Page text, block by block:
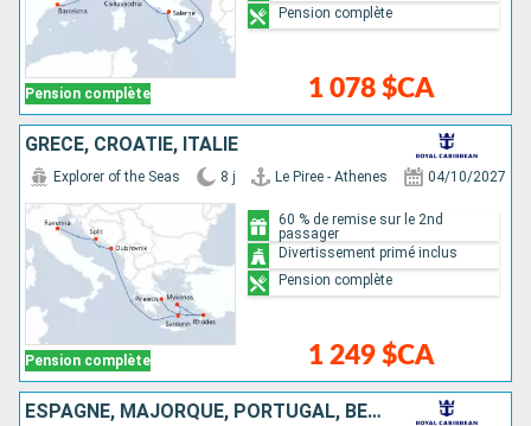
Pension complète 1 078 $CA
Pension complète
GRÈCE, CROATIE, ITALIE
Pension complète
Explorer of the Seas 8 j Le Piree - Athenes 04/10/2027
1 249 $CA
60 % de remise sur le 2nd
passager
Divertissement primé inclus
Pension complète
ESPAGNE, MAJORQUE, PORTUGAL, BERMUDES, ÉTATS-UNIS